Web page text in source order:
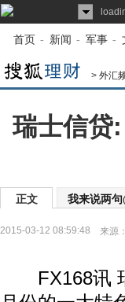
首页 - 新闻 - 军事 -
> 外汇
瑞士信贷
正文 我来说两句(
2015-03-12 08:59:48 来源：
FX168讯 瑞